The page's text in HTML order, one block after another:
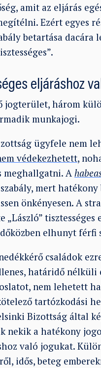
amit az eljárás
Ezért egyes
betartása dacára
eljáráshoz
három
munkajogi.
ügyfele nem
védekezhetett,
meghallgatni. A
mert
önkényesen. A
elhunyt
családok
határidő nélküli
nem lehetett
tartózkodási
Bizottság által
nekik a hatékony
való jogukat.
idős, beteg